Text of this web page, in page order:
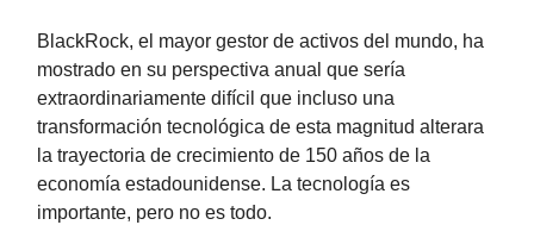
BlackRock, el mayor gestor de activos del mundo, ha
mostrado en su perspectiva anual que sería
extraordinariamente difícil que incluso una
transformación tecnológica de esta magnitud alterara
la trayectoria de crecimiento de 150 años de la
economía estadounidense. La tecnología es
importante, pero no es todo.